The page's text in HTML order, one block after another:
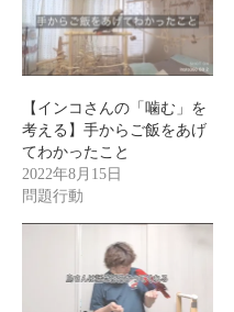
【インコさんの「噛む」を
考える】手からご飯をあげ
てわかったこと
2022年8月15日
問題行動